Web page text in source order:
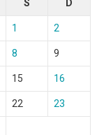
S D
1 2
8 9
15 16
22 23